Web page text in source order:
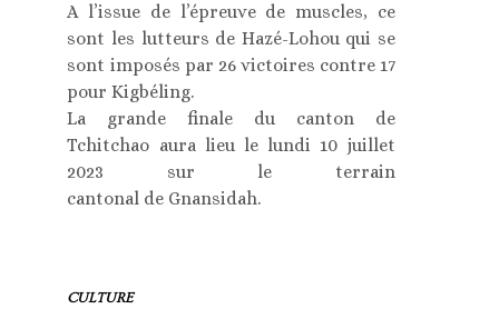
A l’issue de l’épreuve de muscles, ce
sont les lutteurs de Hazé-Lohou qui se
sont imposés par 26 victoires contre 17
pour Kigbéling.
La grande finale du canton de
Tchitchao aura lieu le lundi 10 juillet
2023 sur le terrain
cantonal de Gnansidah.
CULTURE